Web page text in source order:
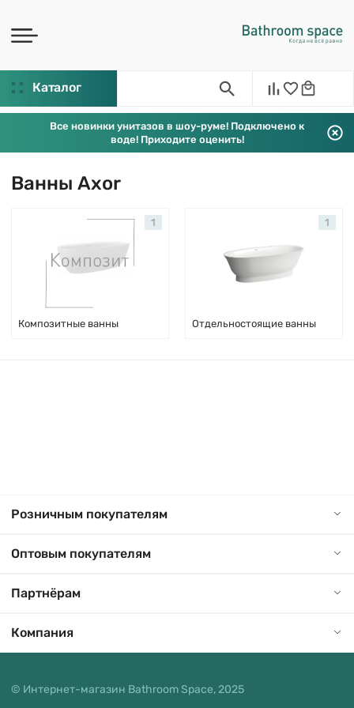
Каталог
Все новинки унитазов в шоу-руме! Подключено к
воде! Приходите оценить!
Ванны Axor
Композитные ванны
1
Отдельностоящие ванны
1
Розничным покупателям
Оптовым покупателям
Партнёрам
Компания
© Интернет-магазин Bathroom Space, 2025